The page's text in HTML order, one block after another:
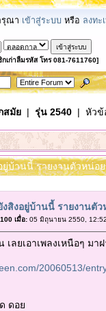
รุณา เข้าสู่ระบบ หรือ ลงทะ
เก่าลืมรหัส โทร 081-7611760]
สมัย| รุ่น 2540| หัวข้
ยู่บ้านนี้ รายงานตัวหน่อ
งสิงอยู่บ้านนี้ รายงานตัว
เมื่อ:05 มิถุนายน 2550,
เลยเอาเพลงเหนือๆ มา
20060513/
ดอย